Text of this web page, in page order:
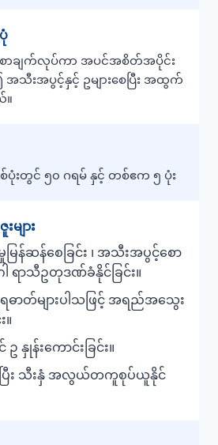
ာချက်လုပ်ကာ အပင်အစိတ်အပိုင်း
သီးအပွင့်နှင့် ဥများစေပြီး အထွက်
။
းတွင် ၅၀ ဂရမ် နှင့် တစ်ဧက ၅ ပုံး
ျား
ြန်ဆန်စေခြင်း ၊ အသီးအပွင့်စော
ဂါ ရာသီဥတုဒဏ်ခံနိုင်ခြင်း။
ာတ်များပါသဖြင့် အရည်အသွေး
။
ဥ နှုန်းကောင်းခြင်း။
န်ပြီး သီးနှံ အလွယ်တကူစုပ်ယူနိုင်